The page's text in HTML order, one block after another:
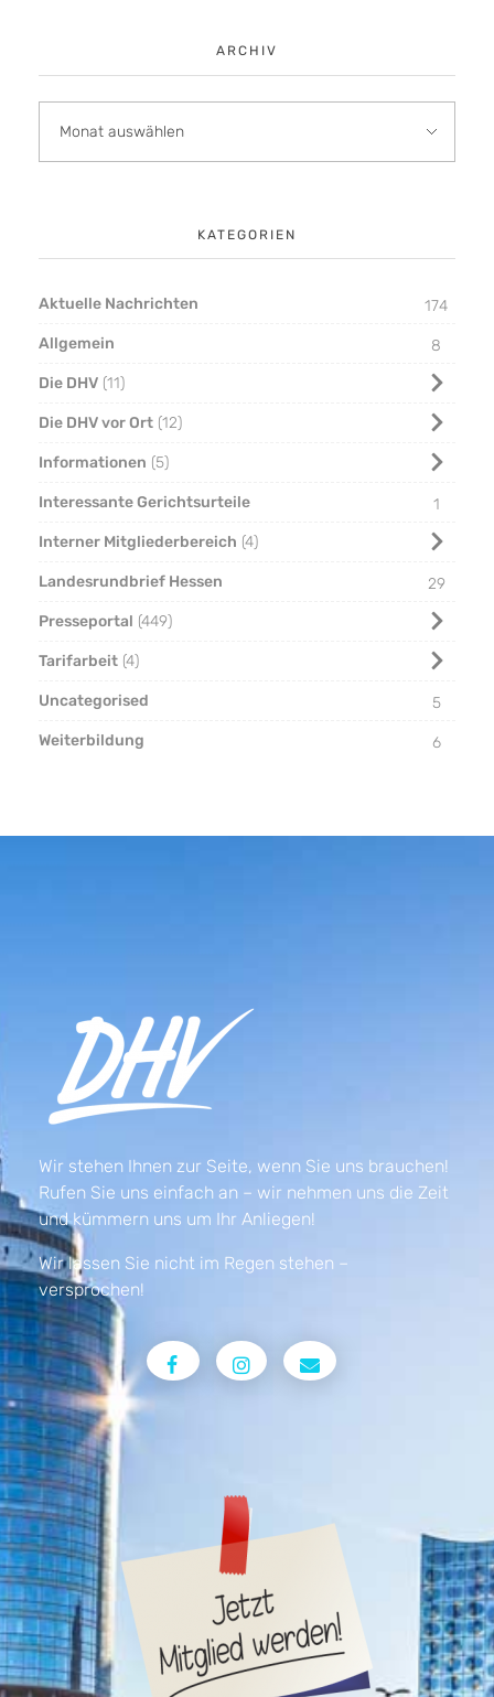
ARCHIV
KATEGORIEN
Aktuelle Nachrichten
174
Allgemein
8
Die DHV 11
Die DHV vor Ort 12
Informationen 5
Interessante Gerichtsurteile
1
Interner Mitgliederbereich 4
Landesrundbrief Hessen
29
Presseportal 449
Tarifarbeit 4
Uncategorised
5
Weiterbildung
6
Wir stehen Ihnen zur Seite, wenn Sie uns brauchen!
Rufen Sie uns einfach an – wir nehmen uns die Zeit
und kümmern uns um Ihr Anliegen!
Wir lassen Sie nicht im Regen stehen –
versprochen!